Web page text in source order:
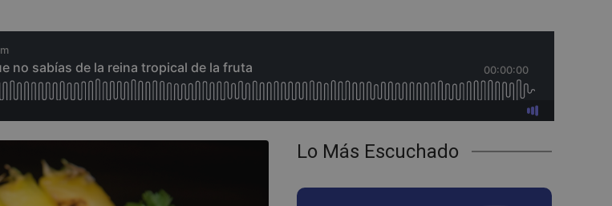
Lo Más Escuchado